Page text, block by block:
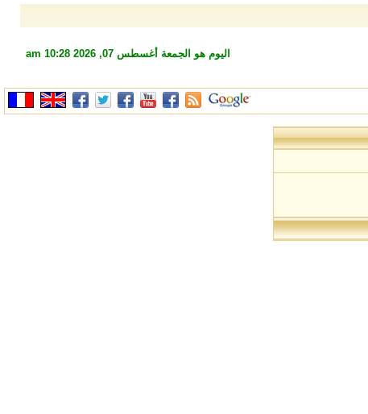
اليوم هو الجمعة أغسطس 07, 2026 10:28 am